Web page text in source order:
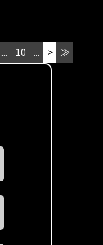
... 10 ... > ≫